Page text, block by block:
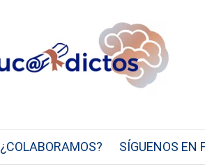
¿COLABORAMOS? SÍGUENOS EN